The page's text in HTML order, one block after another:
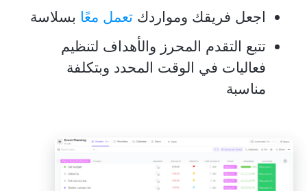
اجعل فريقك ومواردك تعمل معًا بسلاسة
تتبع التقدم المحرز والأهداف لتنظيم
فعاليات في الوقت المحدد وبتكلفة
مناسبة